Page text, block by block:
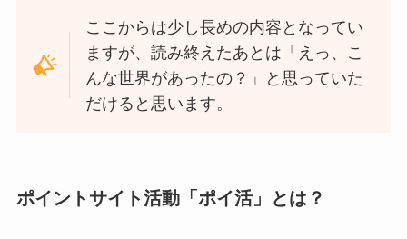
ここからは少し長めの内容となってい
ますが、読み終えたあとは「えっ、こ
んな世界があったの？」と思っていた
だけると思います。
ポイントサイト活動「ポイ活」とは？